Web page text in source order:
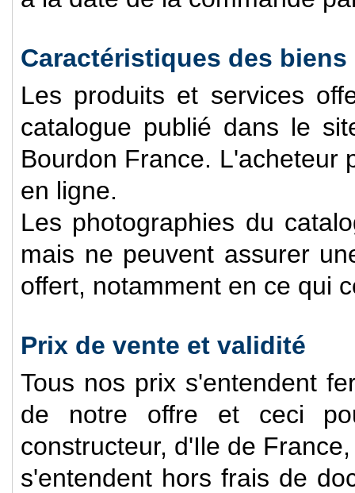
Caractéristiques des
Les produits et services
catalogue publié dans le
Bourdon France. L'acheteur
en ligne.
Les photographies du
mais ne peuvent assurer
offert, notamment en ce qui
Prix de vente et validité
Tous nos prix s'entendent
de notre offre et ceci
constructeur, d'Ile de
s'entendent hors frais de